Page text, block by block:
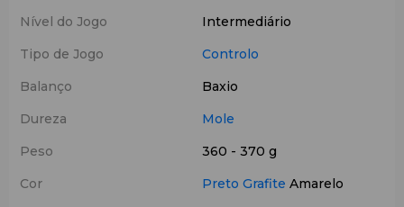
Nível do Jogo
Intermediário
Tipo de Jogo
Controlo
Balanço
Baxio
Dureza
Mole
Peso
360 - 370 g
Cor
Preto Grafite Amarelo